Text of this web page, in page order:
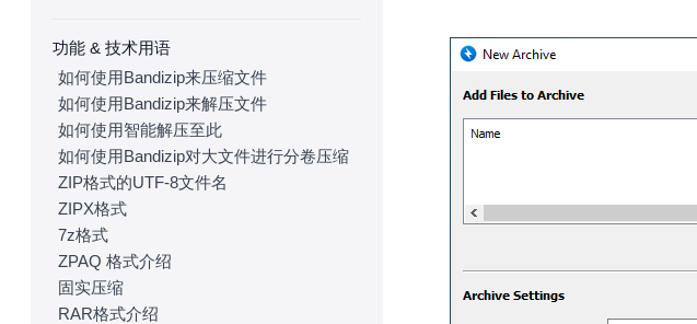
功能 & 技术用语
如何使用Bandizip来压缩文件
如何使用Bandizip来解压文件
如何使用智能解压至此
如何使用Bandizip对大文件进行分卷压缩
ZIP格式的UTF-8文件名
ZIPX格式
7z格式
ZPAQ 格式介绍
固实压缩
RAR格式介绍